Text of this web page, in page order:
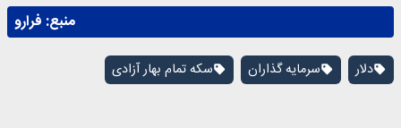
منبع: فرارو
دلار سرمایه گذاران سکه تمام بهار آزادی